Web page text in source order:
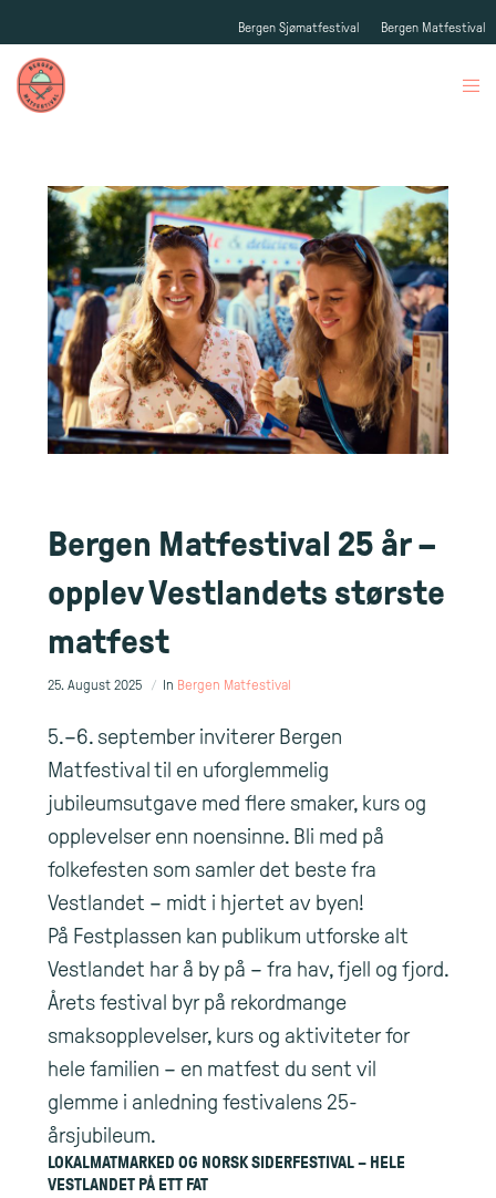
Bergen Sjømatfestival Bergen Matfestival
Bergen Matfestival 25 år –
opplev Vestlandets største
matfest
25. August 2025 In Bergen Matfestival
5.–6. september inviterer Bergen
Matfestival til en uforglemmelig
jubileumsutgave med flere smaker, kurs og
opplevelser enn noensinne. Bli med på
folkefesten som samler det beste fra
Vestlandet – midt i hjertet av byen!
På Festplassen kan publikum utforske alt
Vestlandet har å by på – fra hav, fjell og fjord.
Årets festival byr på rekordmange
smaksopplevelser, kurs og aktiviteter for
hele familien – en matfest du sent vil
glemme i anledning festivalens 25-
årsjubileum.
LOKALMATMARKED OG NORSK SIDERFESTIVAL – HELE
VESTLANDET PÅ ETT FAT